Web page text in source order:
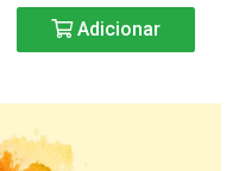
Adicionar